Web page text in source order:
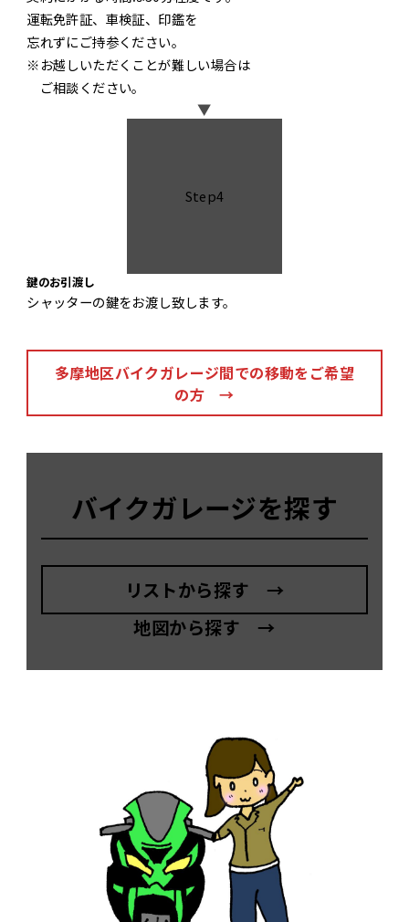
運転免許証、車検証、印鑑を
忘れずにご持参ください。
※お越しいただくことが難しい場合は
ご相談ください。
▼
Step4
鍵のお引渡し
シャッターの鍵をお渡し致します。
多摩地区バイクガレージ間での移動をご希望
の方 →
バイクガレージを探す
リストから探す →
地図から探す →